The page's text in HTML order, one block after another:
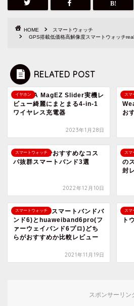
HOME
スマートウォッチ
GPS搭載低価格高解像度スマートウォッチ
RELATED POST
イヤホン
PITAKA MagEZ Slider実機レ
ビュー綺麗にまとまる4-in-1
ワイヤレス充電器
2023年1月28日
スマ
お
スマートウォッチ
一万円以下でおすすめなコス
パ抜群スマートバンド3選
2022年12月10日
スマ
ワ
の
封
スマートウォッチ
miband6(Miスマートバンドバ
ンド6)とhuaweiband6pro(フ
ァーウェイバンド6プロ)どち
らがおすすめか比較レビュー
2021年11月19日
スマ
コ
ト
スポンサーリン